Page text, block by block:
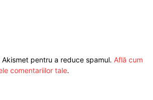
pentru a reduce spamul. Află cum
comentariilor tale.